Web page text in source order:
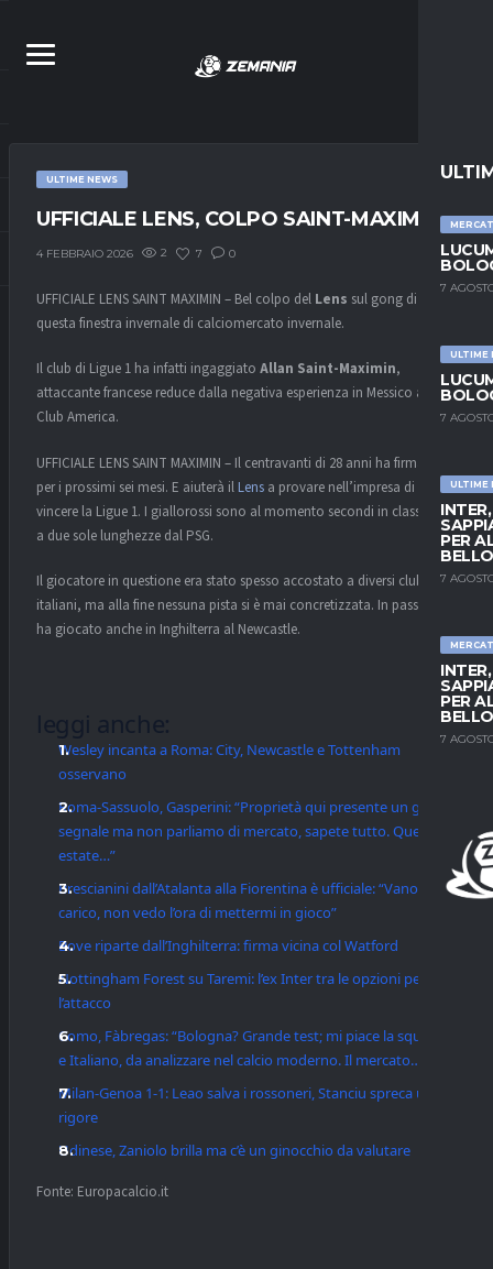
7
ULTIME
7
ULTIME
PER
7
PER
7
ULTIME NEWS
UFFICIALE LENS, COLPO SAINT-MAXIMIN
4 FEBBRAIO 2026 2 7 0
UFFICIALE LENS SAINT MAXIMIN – Bel colpo del Lens sul gong di
questa finestra invernale di calciomercato invernale.
Il club di Ligue 1 ha infatti ingaggiato Allan Saint-Maximin,
attaccante francese reduce dalla negativa esperienza in Messico al
Club America.
UFFICIALE LENS SAINT MAXIMIN – Il centravanti di 28 anni ha firmato
per i prossimi sei mesi. E aiuterà il Lens a provare nell’impresa di
vincere la Ligue 1. I giallorossi sono al momento secondi in classifica,
a due sole lunghezze dal PSG.
Il giocatore in questione era stato spesso accostato a diversi club
italiani, ma alla fine nessuna pista si è mai concretizzata. In passato
ha giocato anche in Inghilterra al Newcastle.
leggi anche:
Wesley incanta a Roma: City, Newcastle e Tottenham
osservano
Roma-Sassuolo, Gasperini: “Proprietà qui presente un gran
segnale ma non parliamo di mercato, sapete tutto. Questa
estate…”
Brescianini dall’Atalanta alla Fiorentina è ufficiale: “Vanoli
carico, non vedo l’ora di mettermi in gioco”
Bove riparte dall’Inghilterra: firma vicina col Watford
Nottingham Forest su Taremi: l’ex Inter tra le opzioni per
l’attacco
Como, Fàbregas: “Bologna? Grande test; mi piace la squadra
e Italiano, da analizzare nel calcio moderno. Il mercato…”
Milan-Genoa 1-1: Leao salva i rossoneri, Stanciu spreca un
rigore
Udinese, Zaniolo brilla ma c’è un ginocchio da valutare
Fonte: Europacalcio.it